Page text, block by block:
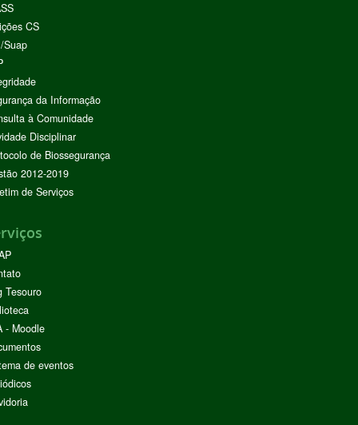
CS
Suap
da Informação
à Comunidade
Disciplinar
de Biossegurança
2012-2019
de Serviços
Tesouro
- Moodle
de eventos